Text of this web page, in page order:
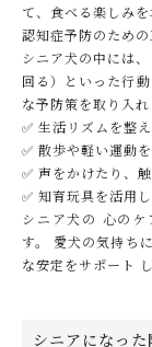
て、食べる楽しみ
認知症予防のための
シニア犬の中には
回る）といった行
な予防策を取り入れ
✅ 生活リズムを整
✅ 散歩や軽い運動
✅ 声をかけたり、
✅ 知育玩具を活用
シニア犬の 心の
す。 愛犬の気持ち
な安定をサポート
シニアになっ